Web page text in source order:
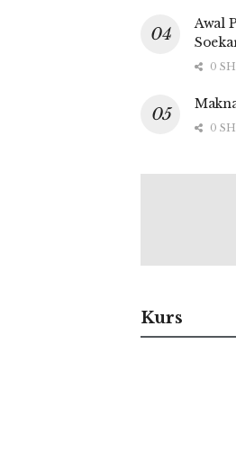
Awal
0
0
Kurs